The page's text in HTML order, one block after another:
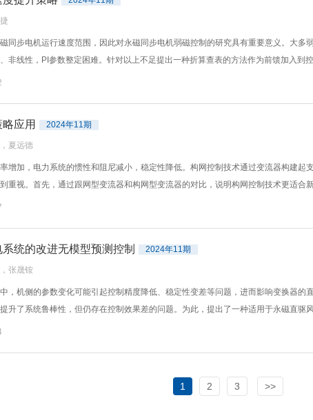
同步电机运行速度范围，因此对永磁同步电机弱磁控制的研究具有重要意义。大
非线性，PI参数整定困难。针对以上不足提出一种折算查表的方法作为前馈加入到
应用 2024年11期
夏远德
增加，电力系统的惯性和阻尼减小，稳定性降低。构网控制技术通过变流器构建
重视。首先，通过跟网型变流器和构网型变流器的对比，说明构网控制技术更适合
统的改进无模型预测控制 2024年11期
张晟铵
，机侧的参数变化可能引起控制精度降低、稳定性变差等问题，进而影响变换器
升了系统鲁棒性，但仍存在控制效果差的问题。为此，提出了一种适用于永磁直驱
1 2 3 >>